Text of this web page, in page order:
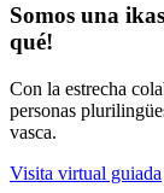
Somos una
qué!
Con la estrecha
personas
vasca.
Visita virtual guiada